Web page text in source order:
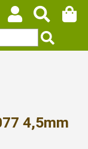
4,5mm